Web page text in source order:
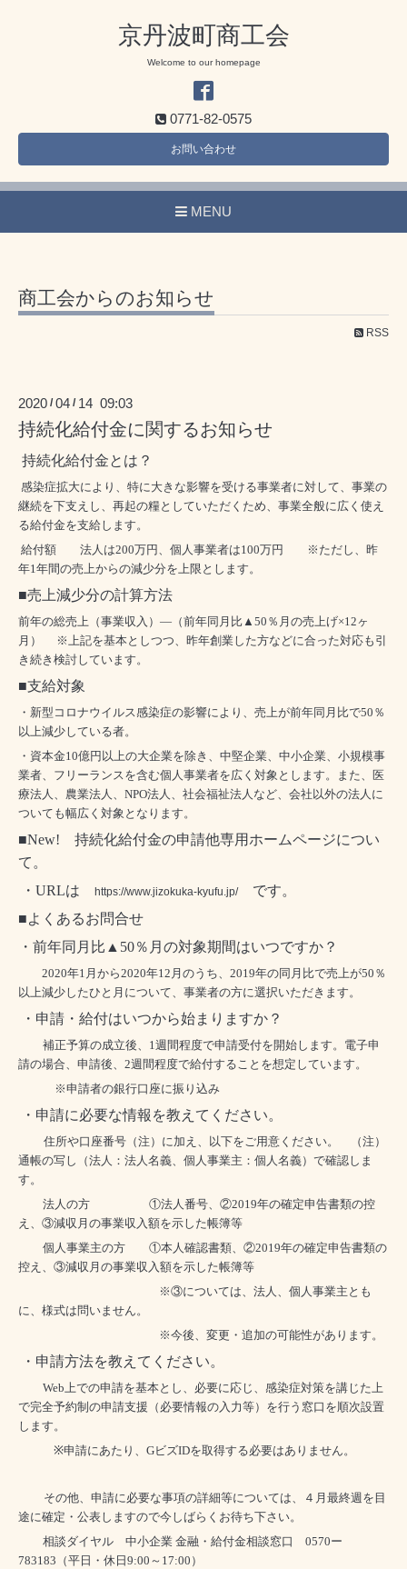
京丹波町商工会
Welcome to our homepage
0771-82-0575
お問い合わせ
MENU
商工会からのお知らせ
RSS
2020 /04 / 14 09:03
持続化給付金に関するお知らせ
持続化給付金とは？
感染症拡大により、特に大きな影響を受ける事業者に対して、事業の
継続を下支えし、再起の糧としていただくため、事業全般に広く使え
る給付金を支給します。
給付額 法人は200万円、個人事業者は100万円 ※ただし、昨
年1 年間の売上からの減少分を上限とします。
■売上減少分の計算方法
前年の総売上（事業収入）―（前年同月比▲ 50 ％月の売上げ×12ヶ
月）
※上記を基本としつつ、昨年創業した方などに合った対応も引
き続き検討しています。
■支給対象
・新型コロナウイルス感染症の影響により、売上が前年同月比で50 ％
以上減少している者。
・資本金10億円以上の大企業を除き、中堅企業、中小企業、小規模事
業者、フリーランスを含む個人事業者を広く対象とします。また、医
療法人、農業法人、 NPO法人、社会福祉法人など、会社以外の法人に
ついても幅広く対象となります。
■New! 持続化給付金の申請他専用ホームページについ
て。
・URLは
https://www.jizokuka-kyufu.jp/です。
■よくあるお問合せ
・前年同月比▲ 50％月の対象期間はいつですか？
2020年1 月から2020年12 月のうち、 2019年の同月比で売上が50 ％
以上減少したひと月について、事業者の方に選択いただきます。
・申請・給付はいつから始まりますか？
補正予算の成立後、 1 週間程度で申請受付を開始します。 電子申
請の場合、申請後、 2週間程度で給付することを想定しています。
※申請者の銀行口座に振り込み
・申請に必要な情報を教えてください。
住所や口座番号（注）に加え、以下をご用意ください。
（注）
通帳の写し（法人：法人名義、個人事業主：個人名義）で確認しま
す。
法人の方 ①法人番号、②2019年の確定申告書類の控
え、③減収月の事業収入額を示した帳簿等
個人事業主の方 ①本人確認書類、②2019年の確定申告書類の
控え、③減収月の事業収入額を示した帳簿等
※③については、法人、個人事業主とも
に、様式は問いません。
※今後、変更・追加の可能性があります。
・申請方法を教えてください。
Web 上での申請を基本とし、必要に応じ、感染症対策を講じた上
で完全予約制の申請支援（必要情報の入力等）を行う窓口を順次設置
します。
※申請にあたり、 GビズIDを取得する必要はありません。
その他、申請に必要な事項の詳細等については、４月最終週を目
途に確定・公表しますので今しばらくお待ち下さい。
相談ダイヤル 中小企業 金融・給付金相談窓口 0570ー
783183 （平日・休日9:00 ～ 17:00 ）